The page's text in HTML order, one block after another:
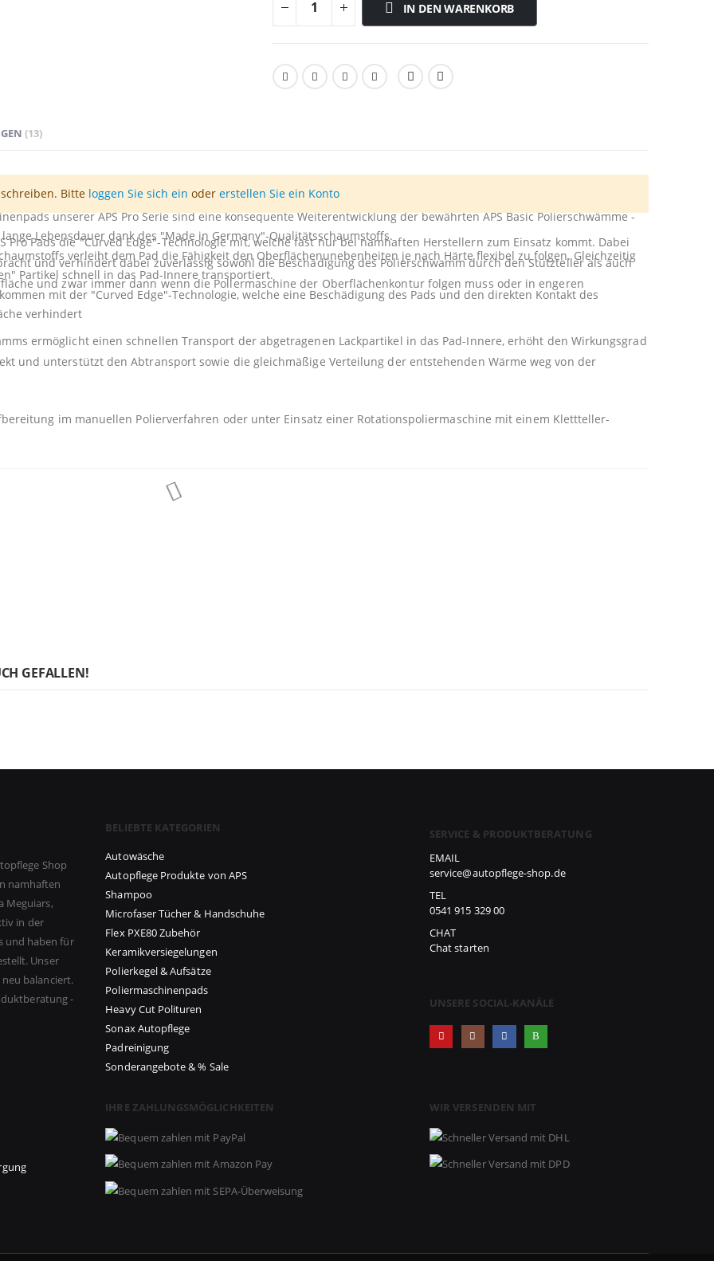
IN DEN WARENKORB
hochwertigem "Made in Germany"-Schaumstoff gefertigt und eignen sich somit bedenkenlos für den
Pro Pads die "Curved Edge"-Technologie mit, welche fast nur bei namhaften Herstellern zum Einsatz kommt. Dabei
und verhindert dabei zuverlässig sowohl die Beschädigung des Polierschwamm durch den Stützteller als auch
und zwar immer dann wenn die Poliermaschine der Oberflächenkontur folgen muss oder in engeren
ermöglicht einen schnellen Transport der abgetragenen Lackpartikel in das Pad-Innere, erhöht den Wirkungsgrad
und unterstützt den Abtransport sowie die gleichmäßige Verteilung der entstehenden Wärme weg von der
im manuellen Polierverfahren oder unter Einsatz einer Rotationspoliermaschine mit einem Klettteller-
unserer APS Pro Serie sind eine konsequente Weiterentwicklung der bewährten APS Basic Polierschwämme -
Lebensdauer dank des "Made in Germany"-Qualitätsschaumstoffs.
verleiht dem Pad die Fähigkeit den Oberflächenunebenheiten je nach Härte flexibel zu folgen. Gleichzeitig
Partikel schnell in das Pad-Innere transportiert.
mit der "Curved Edge"-Technologie, welche eine Beschädigung des Pads und den direkten Kontakt des
verhindert
13
Bitte loggen Sie sich ein oder erstellen Sie ein Konto
GEFALLEN!
Shop
namhaften
Meguiars,
in der
und haben für
Unser
balanciert.
-
BELIEBTE KATEGORIEN
Autowäsche
Autopflege Produkte von APS
Shampoo
Microfaser Tücher & Handschuhe
Flex PXE80 Zubehör
Keramikversiegelungen
Polierkegel & Aufsätze
Poliermaschinenpads
Heavy Cut Polituren
Sonax Autopflege
Padreinigung
Sonderangebote & % Sale
SERVICE & PRODUKTBERATUNG
EMAIL
service@autopflege-shop.de
TEL
0541 915 329 00
CHAT
Chat starten
UNSERE SOCIAL-KANÄLE
IHRE ZAHLUNGSMÖGLICHKEITEN WIR VERSENDEN MIT